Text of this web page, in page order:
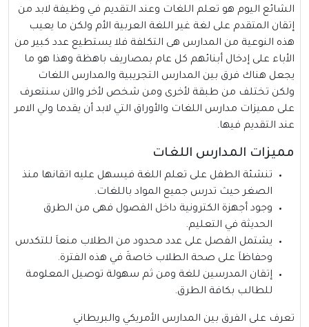
الشائع اليوم هو تعلم اللغات وعند التقديم في وظيفة لابد من
إتقان المتقدم على لغة غير اللغة العربية الأم ولكن ما يعيب
هذه النوعية من المدارس هى التكلفة فلا يستطيع عدد كبير من
الأباء على إدخال أبنائهم كل عام بمصاريف باهظة وهذا هو ما
يجعل هناك فرق بين المدارس التجريبية والمدارس اللغات
ولكن تختلف من طبقة لأخرى ومن شخص لأخر والآن سنتعرف
على مميزات مدارس اللغات والأوراق التي لابد أن يقدما ولي الامر
عند التقديم فيها.
مميزات المدارس اللغات
تنشئة الطفل على تعلم اللغة فيسهل عليه اتقانها منذ
الصغر حيث تدرس جميع المواد باللغات.
وجود أجهزة الكترونية داخل الفصول فهى من الطرق
الحديثة في التعليم.
يشتمل الفصل على عدد محدود من الطلاب منعاَ للتكدس
وحفاظاَ على صحة الطلاب خاصةَ في هذه الفترة.
إتقان المدرسين للغة ومن ثم سهولة توصيل المعلومة
للطالب بكافة الطرق.
تعرف علىالفرق بين المدارس الأمريكي والبريطاني